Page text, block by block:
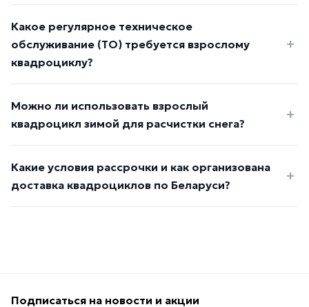
Какое регулярное техническое
обслуживание (ТО) требуется взрослому
квадроциклу?
Можно ли использовать взрослый
квадроцикл зимой для расчистки снега?
Какие условия рассрочки и как организована
доставка квадроциклов по Беларуси?
Подписаться на новости и акции